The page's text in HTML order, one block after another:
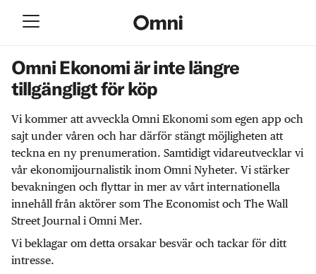
Omni Ekonomi är inte längre
tillgängligt för köp
Vi kommer att avveckla Omni Ekonomi som egen app och
sajt under våren och har därför stängt möjligheten att
teckna en ny prenumeration. Samtidigt vidareutvecklar vi
vår ekonomijournalistik inom Omni Nyheter. Vi stärker
bevakningen och flyttar in mer av vårt internationella
innehåll från aktörer som The Economist och The Wall
Street Journal i Omni Mer.
Vi beklagar om detta orsakar besvär och tackar för ditt
intresse.